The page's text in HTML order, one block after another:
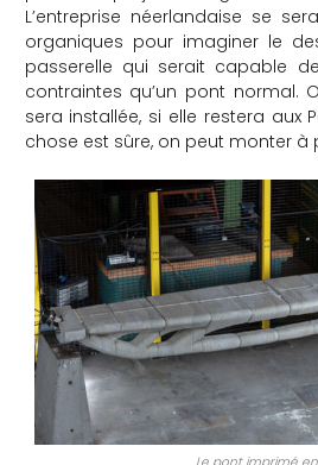
L’entreprise néerlandaise se
organiques pour imaginer le
passerelle qui serait capable
contraintes qu’un pont normal.
sera installée, si elle restera aux
chose est sûre, on peut monter à